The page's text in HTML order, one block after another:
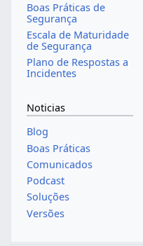
Boas Práticas de
Segurança
Escala de Maturidade
de Segurança
Plano de Respostas a
Incidentes
Noticias
Blog
Boas Práticas
Comunicados
Podcast
Soluções
Versões